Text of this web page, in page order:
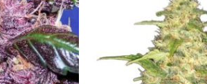
tuotteella
on
useampi
muunnelma.
Voit